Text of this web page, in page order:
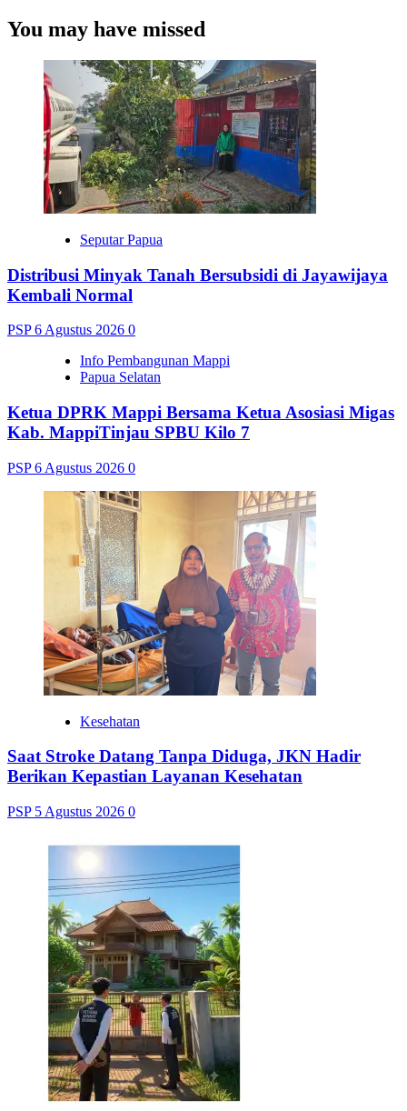
You may have missed
Seputar Papua
Distribusi Minyak Tanah Bersubsidi di Jayawijaya
Kembali Normal
PSP6 Agustus 2026 0
Info Pembangunan Mappi
Papua Selatan
Ketua DPRK Mappi Bersama Ketua Asosiasi Migas
Kab. MappiTinjau SPBU Kilo 7
PSP6 Agustus 2026 0
Kesehatan
Saat Stroke Datang Tanpa Diduga, JKN Hadir
Berikan Kepastian Layanan Kesehatan
PSP 5 Agustus 2026 0